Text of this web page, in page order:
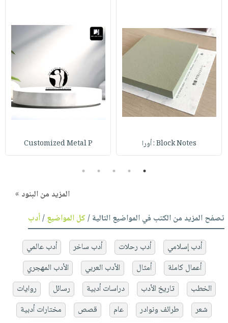
Block Notes : أورا Customized Metal P
1
2
3
4
5
المزيد من البنود »
تصفح المزيد من الكتب في المواضيع التالية /كل المواضيع/أدب
أدب إسلامي أدب رحلات أدب ساخر
أدب عالمي
أعمال كاملة
أمثال الأدب العربي
الأدب المهجري
الخطب
تاريخ الأدب دراسات أدبية رسائل
روايات
شعر
طرائف ونوادر عام قصص
مختارات أدبية